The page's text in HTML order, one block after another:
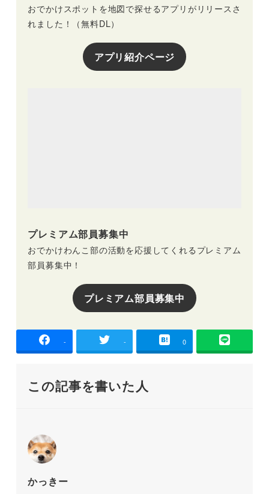
おでかけスポットを地図で探せるアプリがリリースさ
れました！（無料DL）
アプリ紹介ページ
プレミアム部員募集中
おでかけわんこ部の活動を応援してくれるプレミアム
部員募集中！
プレミアム部員募集中
- - 0
この記事を書いた人
かっきー